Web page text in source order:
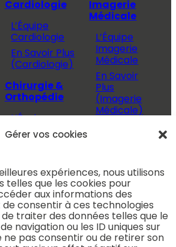
Gérer vos cookies
expériences, nous utilisons
telles que les cookies pour
aux informations des
de consentir à ces technologies
traiter des données telles que le
navigation ou les ID uniques sur
ne pas consentir ou de retirer son
Cardiologie
L’Équipe
Cardiologie
En Savoir Plus
(Cardiologie)
Chirurgie &
Orthopédie
L’Équipe
Chirurgie &
Orthopédie
(Chirurgie &
Orthopédie)
Dentisterie &
ORL
L’Équipe
Imagerie
Médicale
L’Équipe
Imagerie
Médicale
En Savoir
Plus
(Imagerie
Médicale)
Médecine
Interne
En Savoir
Plus
(Médecine
Interne)